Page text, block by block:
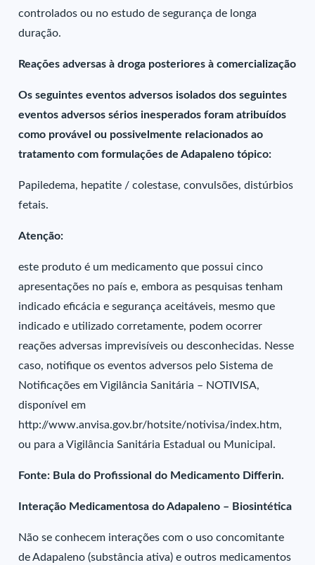
controlados ou no estudo de segurança de longa
duração.
Reações adversas à droga posteriores à comercialização
Os seguintes eventos adversos isolados dos seguintes
eventos adversos sérios inesperados foram atribuídos
como provável ou possivelmente relacionados ao
tratamento com formulações de Adapaleno tópico:
Papiledema, hepatite / colestase, convulsões, distúrbios
fetais.
Atenção:
este produto é um medicamento que possui cinco
apresentações no país e, embora as pesquisas tenham
indicado eficácia e segurança aceitáveis, mesmo que
indicado e utilizado corretamente, podem ocorrer
reações adversas imprevisíveis ou desconhecidas. Nesse
caso, notifique os eventos adversos pelo Sistema de
Notificações em Vigilância Sanitária – NOTIVISA,
disponível em
http://www.anvisa.gov.br/hotsite/notivisa/index.htm,
ou para a Vigilância Sanitária Estadual ou Municipal.
Fonte: Bula do Profissional do Medicamento Differin.
Interação Medicamentosa do Adapaleno – Biosintética
Não se conhecem interações com o uso concomitante
de Adapaleno (substância ativa) e outros medicamentos